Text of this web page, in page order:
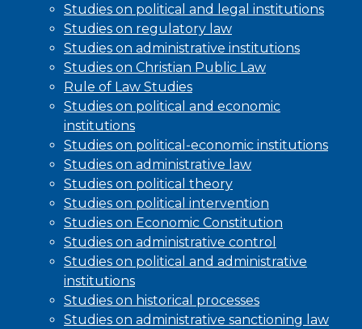
Studies on political and legal institutions
Studies on regulatory law
Studies on administrative institutions
Studies on Christian Public Law
Rule of Law Studies
Studies on political and economic
institutions
Studies on political-economic institutions
Studies on administrative law
Studies on political theory
Studies on political intervention
Studies on Economic Constitution
Studies on administrative control
Studies on political and administrative
institutions
Studies on historical processes
Studies on administrative sanctioning law